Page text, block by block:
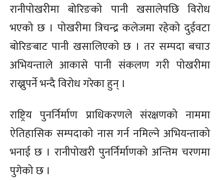
रानीपोखरीमा बोरिङको पानी खसालेपछि विरोध
भएको छ । पोखरीमा त्रिचन्द्र कलेजमा रहेको दुईवटा
बोरिङबाट पानी खसालिएको छ । तर सम्पदा बचाउ
अभियन्ताले आकासे पानी संकलण गरी पोखरीमा
राख्नुपर्ने भन्दै विरोध गरेका हुन् ।
राष्ट्रिय पुनर्निर्माण प्राधिकरणले संरक्षणको नाममा
ऐतिहासिक सम्पदाको नास गर्न नमिल्ने अभियन्ताको
भनाई छ । रानीपोखरी पुनर्निर्माणको अन्तिम चरणमा
पुगेको छ ।